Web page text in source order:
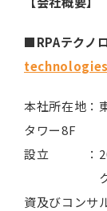
■RPAテクノ
本社所在地：
タワー8F
設立 ：
クライア
資及びコンサ